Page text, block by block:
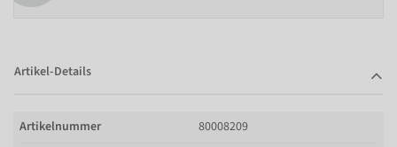
Artikel-Details
Artikelnummer
80008209